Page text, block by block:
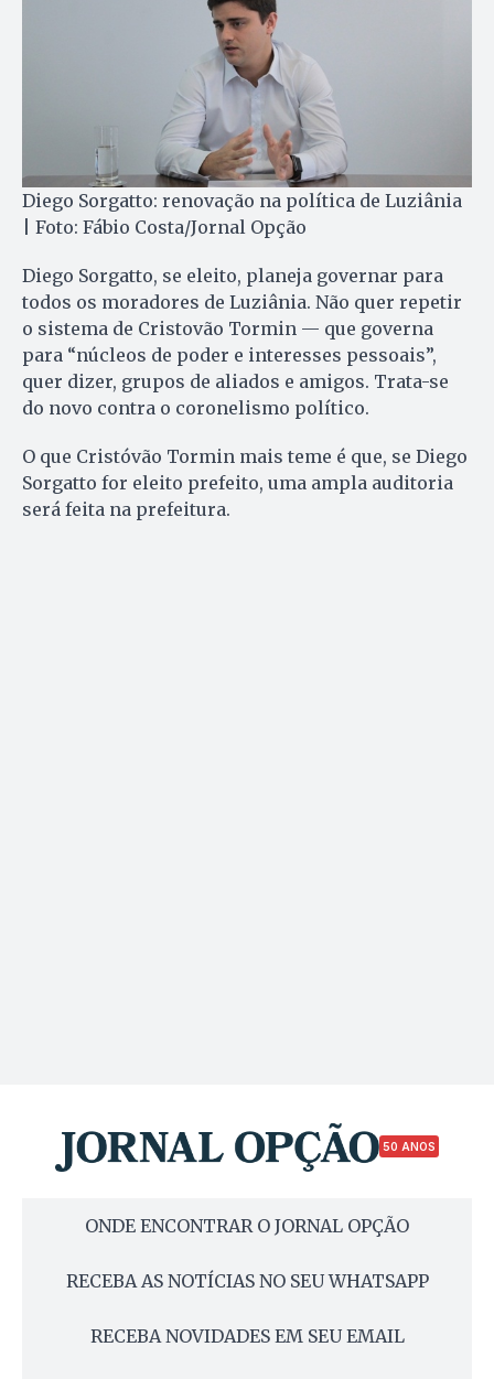
Diego Sorgatto: renovação na política de Luziânia
| Foto: Fábio Costa/Jornal Opção
Diego Sorgatto, se eleito, planeja governar para
todos os moradores de Luziânia. Não quer repetir
o sistema de Cristovão Tormin — que governa
para “núcleos de poder e interesses pessoais”,
quer dizer, grupos de aliados e amigos. Trata-se
do novo contra o coronelismo político.
O que Cristóvão Tormin mais teme é que, se Diego
Sorgatto for eleito prefeito, uma ampla auditoria
será feita na prefeitura.
50 ANOS
ONDE ENCONTRAR O JORNAL OPÇÃO
RECEBA AS NOTÍCIAS NO SEU WHATSAPP
RECEBA NOVIDADES EM SEU EMAIL